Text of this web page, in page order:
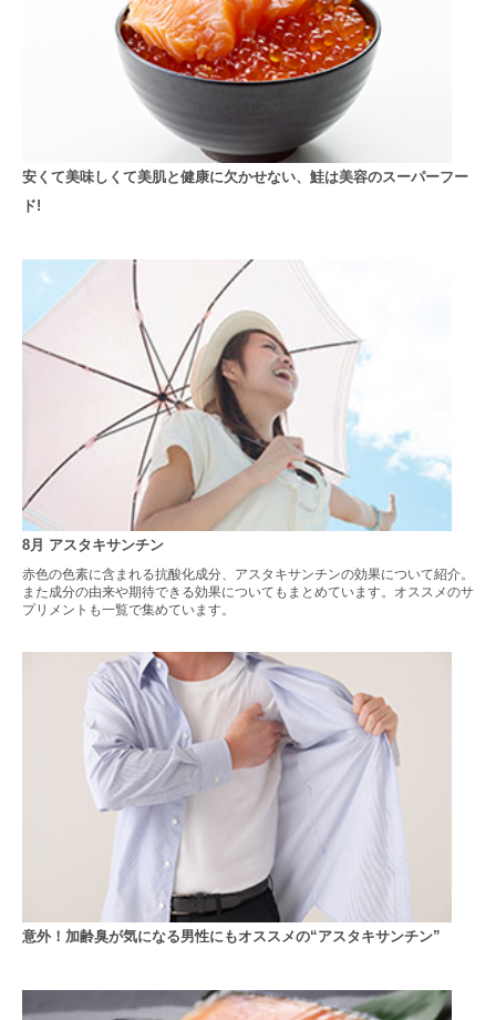
安くて美味しくて美肌と健康に欠かせない、鮭は美容のスーパーフー
ド!
8月 アスタキサンチン
赤色の色素に含まれる抗酸化成分、アスタキサンチンの効果について紹介。
また成分の由来や期待できる効果についてもまとめています。オススメのサ
プリメントも一覧で集めています。
意外！加齢臭が気になる男性にもオススメの“アスタキサンチン”